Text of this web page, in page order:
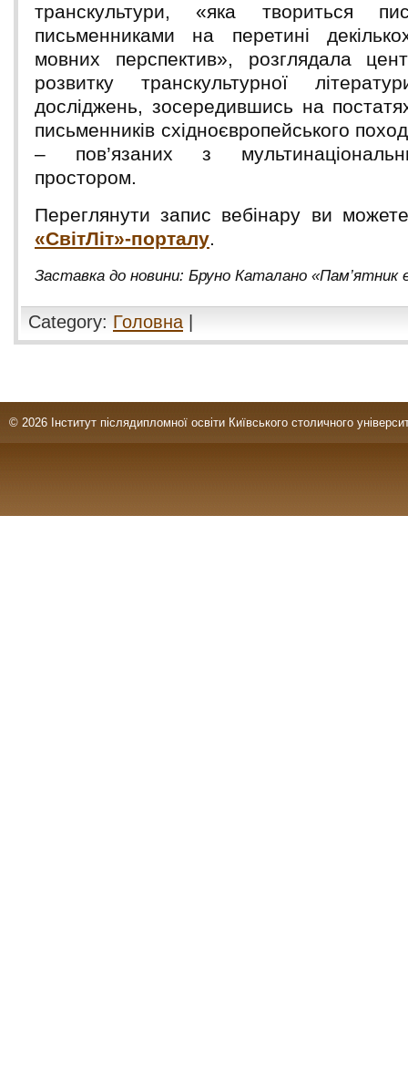
транскультури, «яка твориться
письменниками на перетині
мовних перспектив», розглядала
розвитку транскультурної
досліджень, зосередившись на
письменників східноєвропейського
– пов’язаних з
простором.
Переглянути запис вебінару ви
«СвітЛіт»-порталу.
Заставка до новини: Бруно Каталано «Пам’ятник
Category: Головна
© 2026 Інститут післядипломної освіти Київського столичного